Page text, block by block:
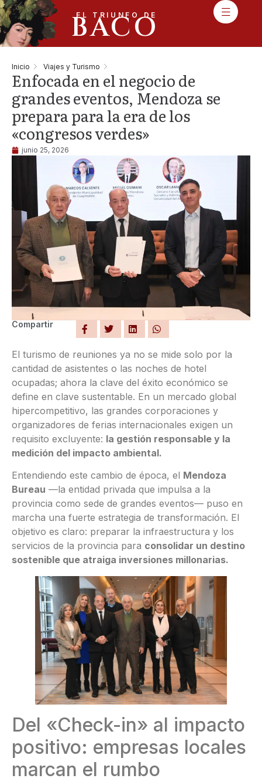
EL TRIUNFO DE
BACO
Inicio Viajes y Turismo
Enfocada en el negocio de
grandes eventos, Mendoza se
prepara para la era de los
«congresos verdes»
junio 25, 2026
Compartir
El turismo de reuniones ya no se mide solo por la
cantidad de asistentes o las noches de hotel
ocupadas; ahora la clave del éxito económico se
define en clave sustentable. En un mercado global
hipercompetitivo, las grandes corporaciones y
organizadores de ferias internacionales exigen un
requisito excluyente: la gestión responsable y la
medición del impacto ambiental.
Entendiendo este cambio de época, el Mendoza
Bureau —la entidad privada que impulsa a la
provincia como sede de grandes eventos— puso en
marcha una fuerte estrategia de transformación. El
objetivo es claro: preparar la infraestructura y los
servicios de la provincia para consolidar un destino
sostenible que atraiga inversiones millonarias.
Del «Check-in» al impacto
positivo: empresas locales
marcan el rumbo